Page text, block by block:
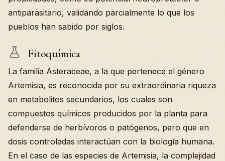
antiparasitario, validando parcialmente lo que los
pueblos han sabido por siglos.
Fitoquímica
La familia Asteraceae, a la que pertenece el género
Artemisia, es reconocida por su extraordinaria riqueza
en metabolitos secundarios, los cuales son
compuestos químicos producidos por la planta para
defenderse de herbívoros o patógenos, pero que en
dosis controladas interactúan con la biología humana.
En el caso de las especies de Artemisia, la complejidad